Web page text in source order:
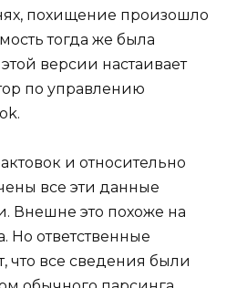
похищение произошло
тогда же была
версии настаивает
по управлению
и относительно
все эти данные
Внешне это похоже на
Но ответственные
что все сведения были